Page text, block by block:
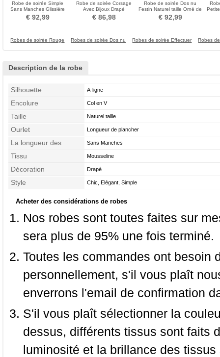
Robe de soirée Simple
Sans Manches Glissière
Plissé Empire À la masse
€ 92,99
Robe de soirée Corsage
Avec Bijoux Drapé
Longueur de genou Col en
Cœur
€ 86,98
Robe de soirée Dos nu
Festin Naturel taille Orné de
Rosette Longueur de
plancher
€ 92,99
Robes de soirée Rouge Robes de soirée Dos nu Robes de soirée Effectuer Robes
Description de la robe
Silhouette A-ligne
Encolure Col en V
Taille Naturel taille
Ourlet Longueur de plancher
La longueur des
manches
Sans Manches
Tissu Mousseline
Décoration Drapé
Style Chic, Elégant, Simple
Acheter des considérations de robes
Nos robes sont toutes faites sur
sera plus de 95% une fois terminé.
Toutes les commandes ont besoin
personnellement, s'il vous plaît
enverrons l'email de confirmation
S'il vous plaît sélectionner la
dessus, différents tissus sont faits
luminosité et la brillance des